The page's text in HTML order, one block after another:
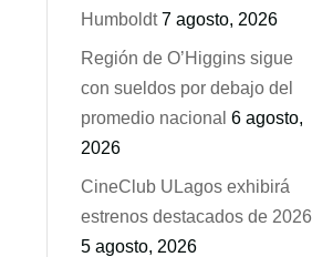
Humboldt 7 agosto, 2026
Región de O’Higgins sigue
con sueldos por debajo del
promedio nacional 6 agosto,
2026
CineClub ULagos exhibirá
estrenos destacados de 2026
5 agosto, 2026